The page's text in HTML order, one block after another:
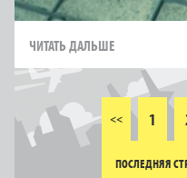
ЧИТАТЬ ДАЛЬШЕ
<< 1
ПОСЛЕДНЯЯ